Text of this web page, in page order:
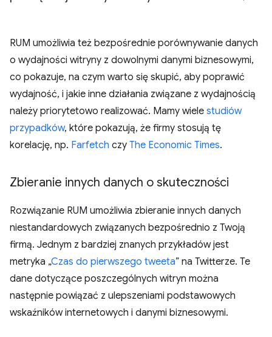
RUM umożliwia też bezpośrednie porównywanie danych
o wydajności witryny z dowolnymi danymi biznesowymi,
co pokazuje, na czym warto się skupić, aby poprawić
wydajność, i jakie inne działania związane z wydajnością
należy priorytetowo realizować. Mamy wiele studiów
przypadków, które pokazują, że firmy stosują tę
korelację, np. Farfetch czy The Economic Times.
Zbieranie innych danych o skuteczności
Rozwiązanie RUM umożliwia zbieranie innych danych
niestandardowych związanych bezpośrednio z Twoją
firmą. Jednym z bardziej znanych przykładów jest
metryka „Czas do pierwszego tweeta” na Twitterze. Te
dane dotyczące poszczególnych witryn można
następnie powiązać z ulepszeniami podstawowych
wskaźników internetowych i danymi biznesowymi.